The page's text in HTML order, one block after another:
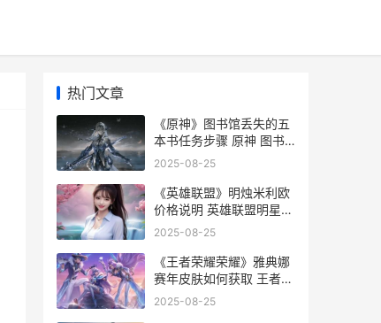
热门文章
《原神》图书馆丢失的五
本书任务步骤 原神 图书
馆
2025-08-25
《英雄联盟》明烛米利欧
价格说明 英雄联盟明星名
字大全
2025-08-25
《王者荣耀荣耀》雅典娜
赛年皮肤如何获取 王者荣
耀荣耀印记怎么得到
2025-08-25